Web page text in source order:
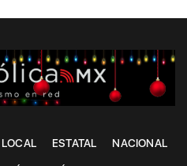
LOCAL ESTATAL NACIONAL